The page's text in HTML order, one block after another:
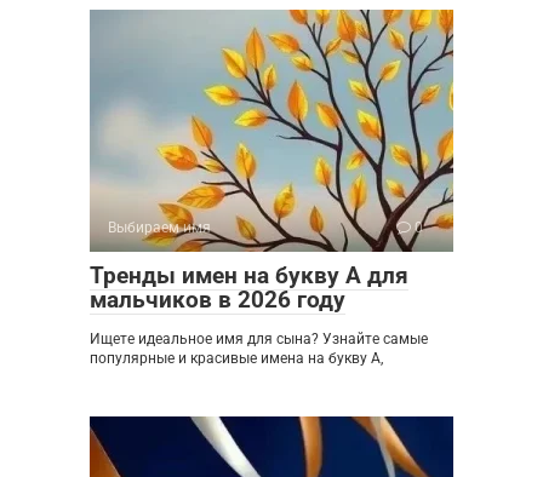
Выбираем имя 0
Тренды имен на букву А для
мальчиков в 2026 году
Ищете идеальное имя для сына? Узнайте самые
популярные и красивые имена на букву А,